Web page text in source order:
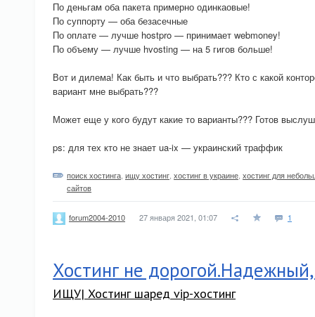
По деньгам оба пакета примерно одинкаовые!
По суппорту — оба безасечные
По оплате — лучше hostpro — принимает webmoney!
По объему — лучше hvosting — на 5 гигов больше!
Вот и дилема! Как быть и что выбрать??? Кто с какой
вариант мне выбрать???
Может еще у кого будут какие то варианты??? Готов
ps: для тех кто не знает ua-ix — украинский траффик
поиск хостинга ищу хостинг хостинг в украине хостинг для
сайтов
forum2004-2010 27 января 2021, 01:07 1
Хостинг не
ИЩУ| Хостинг шаред vip-хостинг